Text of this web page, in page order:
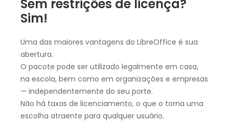
Sem restrições de licença?
Sim!
Uma das maiores vantagens do LibreOffice é sua
abertura.
O pacote pode ser utilizado legalmente em casa,
na escola, bem como em organizações e empresas
— independentemente do seu porte.
Não há taxas de licenciamento, o que o torna uma
escolha atraente para qualquer usuário.